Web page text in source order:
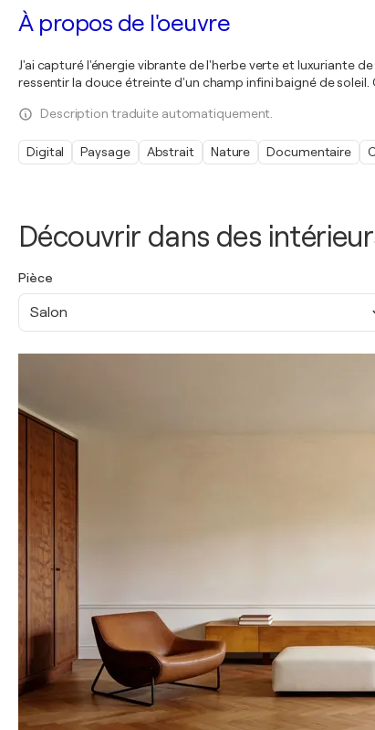
Découvrir dans des
Pièce
Salon
À propos de l'oeuvre
J'ai capturé l'énergie vibrante de l'herbe verte et luxuriante
ressentir la douce étreinte d'un champ infini baigné de
Description traduite automatiquement.
Digital Paysage Abstrait Nature Documentaire